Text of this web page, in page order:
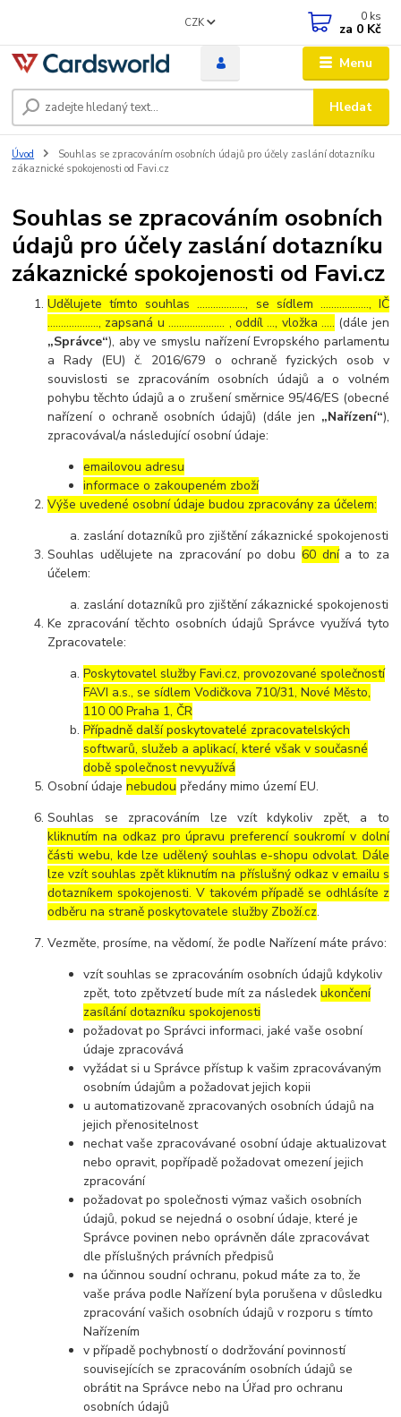
Menu
CZK
Hledat
0 ks
za 0 Kč
Úvod
Souhlas se zpracováním osobních údajů pro účely zaslání dotazníku
zákaznické spokojenosti od Favi.cz
Souhlas se zpracováním osobních
údajů pro účely zaslání dotazníku
zákaznické spokojenosti od Favi.cz
Udělujete tímto souhlas ……………..., se sídlem ………………, IČ
………………., zapsaná u ………………… , oddíl …, vložka ….. (dále jen
„Správce“), aby ve smyslu nařízení Evropského parlamentu
a Rady (EU) č. 2016/679 o ochraně fyzických osob v
souvislosti se zpracováním osobních údajů a o volném
pohybu těchto údajů a o zrušení směrnice 95/46/ES (obecné
nařízení o ochraně osobních údajů) (dále jen „Nařízení“),
zpracovával/a následující osobní údaje:
emailovou adresu
informace o zakoupeném zboží
Výše uvedené osobní údaje budou zpracovány za účelem:
zaslání dotazníků pro zjištění zákaznické spokojenosti
Souhlas udělujete na zpracování po dobu60 dnía to za
účelem:
zaslání dotazníků pro zjištění zákaznické spokojenosti
Ke zpracování těchto osobních údajů Správce využívá tyto
Zpracovatele:
Poskytovatel služby Favi.cz, provozované společností
FAVI a.s., se sídlem Vodičkova 710/31, Nové Město,
110 00 Praha 1, ČR
Případně další poskytovatelé zpracovatelských
softwarů, služeb a aplikací, které však v současné
době společnost nevyužívá
Osobní údajenebudou předány mimo území EU.
Souhlas se zpracováním lze vzít kdykoliv zpět, a to
kliknutím na odkaz pro úpravu preferencí soukromí v dolní
části webu, kde lze udělený souhlas e-shopu odvolat. Dále
lze vzít souhlas zpět kliknutím na příslušný odkaz v emailu s
dotazníkem spokojenosti. V takovém případě se odhlásíte z
odběru na straně poskytovatele služby Zboží.cz.
Vezměte, prosíme, na vědomí, že podle Nařízení máte právo:
vzít souhlas se zpracováním osobních údajů kdykoliv
zpět, toto zpětvzetí bude mít za následekukončení
zasílání dotazníku spokojenosti
požadovat po Správci informaci, jaké vaše osobní
údaje zpracovává
vyžádat si u Správce přístup k vašim zpracovávaným
osobním údajům a požadovat jejich kopii
u automatizovaně zpracovaných osobních údajů na
jejich přenositelnost
nechat vaše zpracovávané osobní údaje aktualizovat
nebo opravit, popřípadě požadovat omezení jejich
zpracování
požadovat po společnosti výmaz vašich osobních
údajů, pokud se nejedná o osobní údaje, které je
Správce povinen nebo oprávněn dále zpracovávat
dle příslušných právních předpisů
na účinnou soudní ochranu, pokud máte za to, že
vaše práva podle Nařízení byla porušena v důsledku
zpracování vašich osobních údajů v rozporu s tímto
Nařízením
v případě pochybností o dodržování povinností
souvisejících se zpracováním osobních údajů se
obrátit na Správce nebo na Úřad pro ochranu
osobních údajů